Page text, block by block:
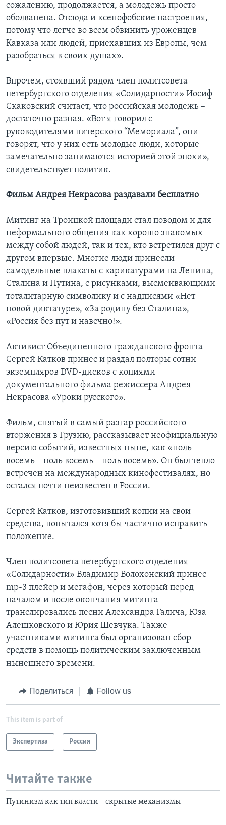
сожалению, продолжается, а молодежь просто
оболванена. Отсюда и ксенофобские настроения,
потому что легче во всем обвинить уроженцев
Кавказа или людей, приехавших из Европы, чем
разобраться в своих душах».
Впрочем, стоявший рядом член политсовета
петербургского отделения «Солидарности» Иосиф
Скаковский считает, что российская молодежь –
достаточно разная. «Вот я говорил с
руководителями питерского “Мемориала”, они
говорят, что у них есть молодые люди, которые
замечательно занимаются историей этой эпохи», –
свидетельствует политик.
Фильм Андрея Некрасова раздавали бесплатно
Митинг на Троицкой площади стал поводом и для
неформального общения как хорошо знакомых
между собой людей, так и тех, кто встретился друг с
другом впервые. Многие люди принесли
самодельные плакаты с карикатурами на Ленина,
Сталина и Путина, с рисунками, высмеивающими
тоталитарную символику и с надписями «Нет
новой диктатуре», «За родину без Сталина»,
«Россия без пут и навечно!».
Активист Объединенного гражданского фронта
Сергей Катков принес и раздал полторы сотни
экземпляров DVD-дисков с копиями
документального фильма режиссера Андрея
Некрасова «Уроки русского».
Фильм, снятый в самый разгар российского
вторжения в Грузию, рассказывает неофициальную
версию событий, известных ныне, как «ноль
восемь – ноль восемь – ноль восемь». Он был тепло
встречен на международных кинофестивалях, но
остался почти неизвестен в России.
Сергей Катков, изготовивший копии на свои
средства, попытался хотя бы частично исправить
положение.
Член политсовета петербургского отделения
«Солидарности» Владимир Волохонский принес
mp-3 плейер и мегафон, через который перед
началом и после окончания митинга
транслировались песни Александра Галича, Юза
Алешковского и Юрия Шевчука. Также
участниками митинга был организован сбор
средств в помощь политическим заключенным
нынешнего времени.
Поделиться Follow us
This item is part of
Экспертиза Россия
Читайте также
Путинизм как тип власти – скрытые механизмы